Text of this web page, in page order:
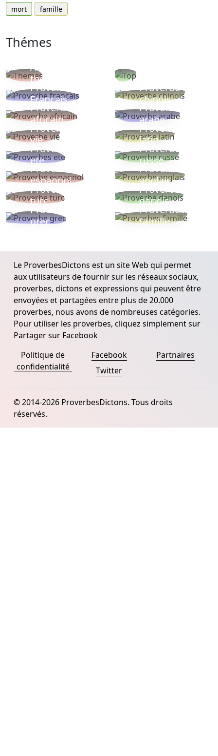
mort
famille
Thémes
Autres
thèmes
Proverbe
Français
Proverbe
chinois
Proverbe
africain
Proverbe
arabe
Proverbe
vie
Proverbe
latin
Proverbes
ete
Proverbe
russe
Proverbe
espagnol
Proverbe
anglais
Proverbe
turc
Proverbe
danois
Proverbe
grec
Proverbes
famille
Le ProverbesDictons est un site Web qui permet
aux utilisateurs de fournir sur les réseaux sociaux,
proverbes, dictons et expressions qui peuvent être
envoyées et partagées entre plus de 20.000
proverbes, nous avons de nombreuses catégories.
Pour utiliser les proverbes, cliquez simplement sur
Partager sur Facebook
Politique de
confidentialité
Facebook
Twitter
Partnaires
© 2014-2026 ProverbesDictons. Tous droits
réservés.